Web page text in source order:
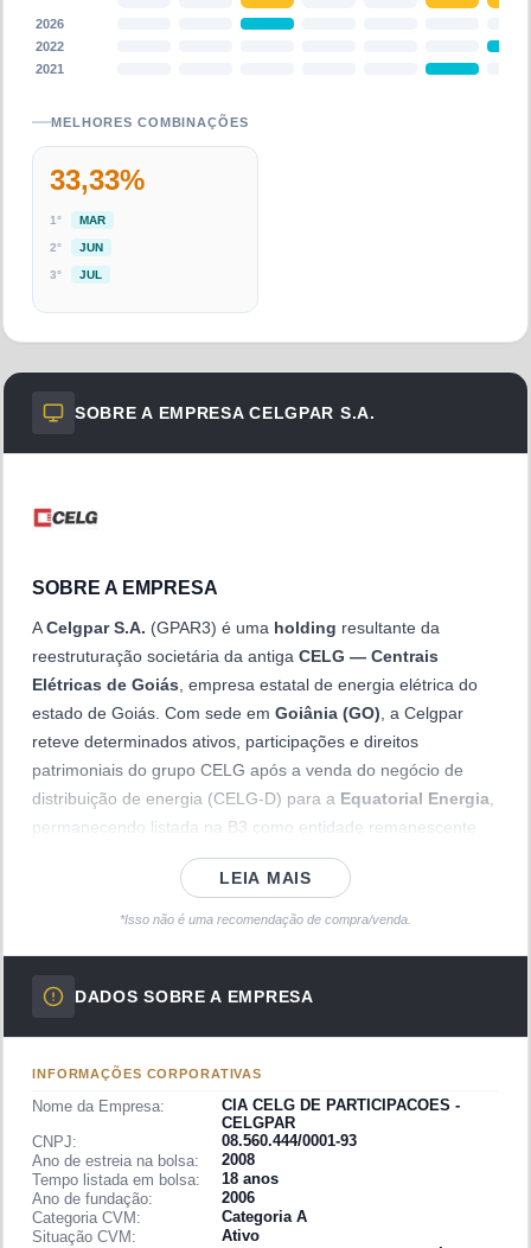
2026
2022
2021
MELHORES COMBINAÇÕES
33,33%
1° MAR
2° JUN
3° JUL
SOBRE A EMPRESACELGPAR S.A.
SOBRE A EMPRESA
ACelgpar S.A. (GPAR3) é uma holding resultante da
reestruturação societária da antiga CELG — Centrais
Elétricas de Goiás , empresa estatal de energia elétrica do
estado de Goiás. Com sede em Goiânia (GO) , a Celgpar
reteve determinados ativos, participações e direitos
patrimoniais do grupo CELG após a venda do negócio de
distribuição de energia (CELG-D) para a Equatorial Energia
permanecendo listada na B3 como entidade remanescente
da estrutura societária do antigo grupo estatal.
Após a privatização da distribuidora, a Celgpar passou a
atuar como umaholding de participações, detendo ativos
residuais do grupo original e eventuais créditos e
participações herdados do processo de desmembramento. A
empresa tem perfil de companhia em fase de liquidação ou
gestão de patrimônio remanescente, com menor volume de
negócios operacionais em comparação à antiga CELG em
sua fase estatal. As ações ordinárias são negociadas na B3
A companhia está inserida no segmento de
/ Energia Elétrica
. Por seu caráter de holding remanescente,
o valor da Celgpar tende a ser influenciado pela resolução de
LEIA MAIS
*Isso não é uma recomendação de compra/venda.
DADOS SOBRE A EMPRESA
INFORMAÇÕES CORPORATIVAS
Nome da Empresa:
CIA CELG DE PARTICIPACOES -
CELGPAR
CNPJ:
08.560.444/0001-93
Ano de estreia na bolsa:
2008
Tempo listada em bolsa:
18 anos
Ano de fundação:
2006
Categoria CVM:
Categoria A
Situação CVM:
Ativo